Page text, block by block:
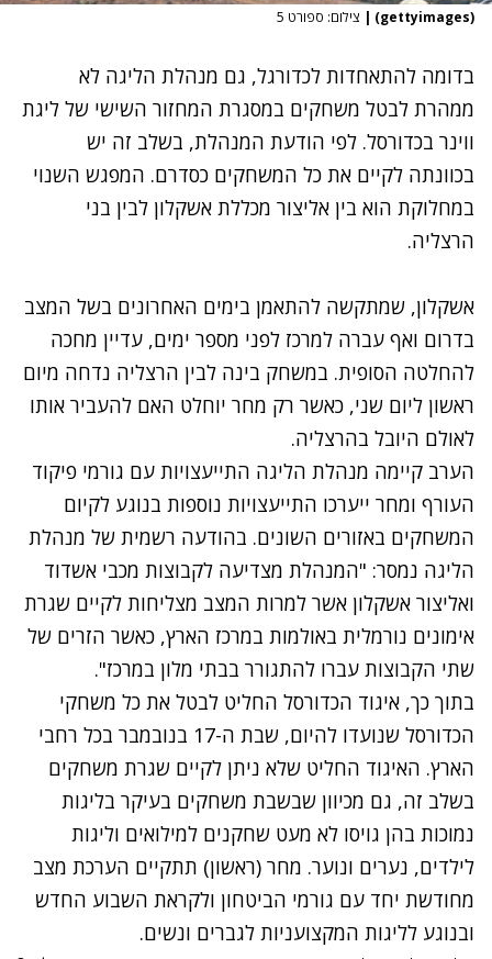
(gettyimages)
| צילום: ספורט 5
בדומה להתאחדות לכדורגל, גם מנהלת הליגה לא
ממהרת לבטל משחקים במסגרת המחזור השישי של ליגת
ווינר בכדורסל. לפי הודעת המנהלת, בשלב זה יש
בכוונתה לקיים את כל המשחקים כסדרם. המפגש השנוי
במחלוקת הוא בין אליצור מכללת אשקלון לבין בני
הרצליה.
אשקלון, שמתקשה להתאמן בימים האחרונים בשל המצב
בדרום ואף עברה למרכז לפני מספר ימים, עדיין מחכה
להחלטה הסופית. במשחק בינה לבין הרצליה נדחה מיום
ראשון ליום שני, כאשר רק מחר יוחלט האם להעביר אותו
לאולם היובל בהרצליה.
הערב קיימה מנהלת הליגה התייעצויות עם גורמי פיקוד
העורף ומחר ייערכו התייעצויות נוספות בנוגע לקיום
המשחקים באזורים השונים. בהודעה רשמית של מנהלת
הליגה נמסר: "המנהלת מצדיעה לקבוצות מכבי אשדוד
ואליצור אשקלון אשר למרות המצב מצליחות לקיים שגרת
אימונים נורמלית באולמות במרכז הארץ, כאשר הזרים של
שתי הקבוצות עברו להתגורר בבתי מלון במרכז".
בתוך כך, איגוד הכדורסל החליט לבטל את כל משחקי
הכדורסל שנועדו להיום, שבת ה-17 בנובמבר בכל רחבי
הארץ. האיגוד החליט שלא ניתן לקיים שגרת משחקים
בשלב זה, גם מכיוון שבשבת משחקים בעיקר בליגות
נמוכות בהן גויסו לא מעט שחקנים למילואים וליגות
לילדים, נערים ונוער. מחר (ראשון) תתקיים הערכת מצב
מחודשת יחד עם גורמי הביטחון ולקראת השבוע החדש
ובנוגע לליגות המקצועניות לגברים ונשים.